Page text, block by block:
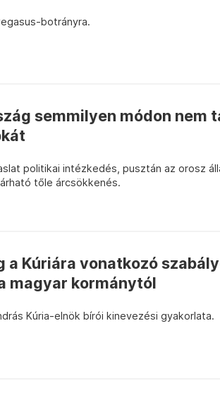
botrányra.
semmilyen módon nem
politikai intézkedés, pusztán az orosz
tőle árcsökkenés.
a Kúriára vonatkozó
magyar kormánytól
Kúria-elnök bírói kinevezési gyakorlata.